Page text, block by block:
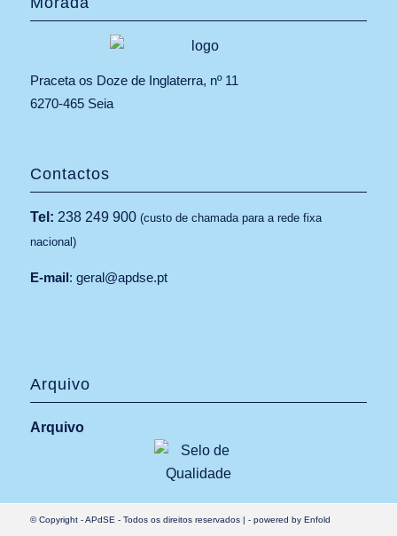
Praceta os Doze de Inglaterra, nº 11
6270-465 Seia
Contactos
Tel: 238 249 900(custo de chamada para a rede fixa
nacional)
E-mail: geral@apdse.pt
Arquivo
Arquivo
© Copyright -APdSE - Todos os direitos reservados | - powered by Enfold